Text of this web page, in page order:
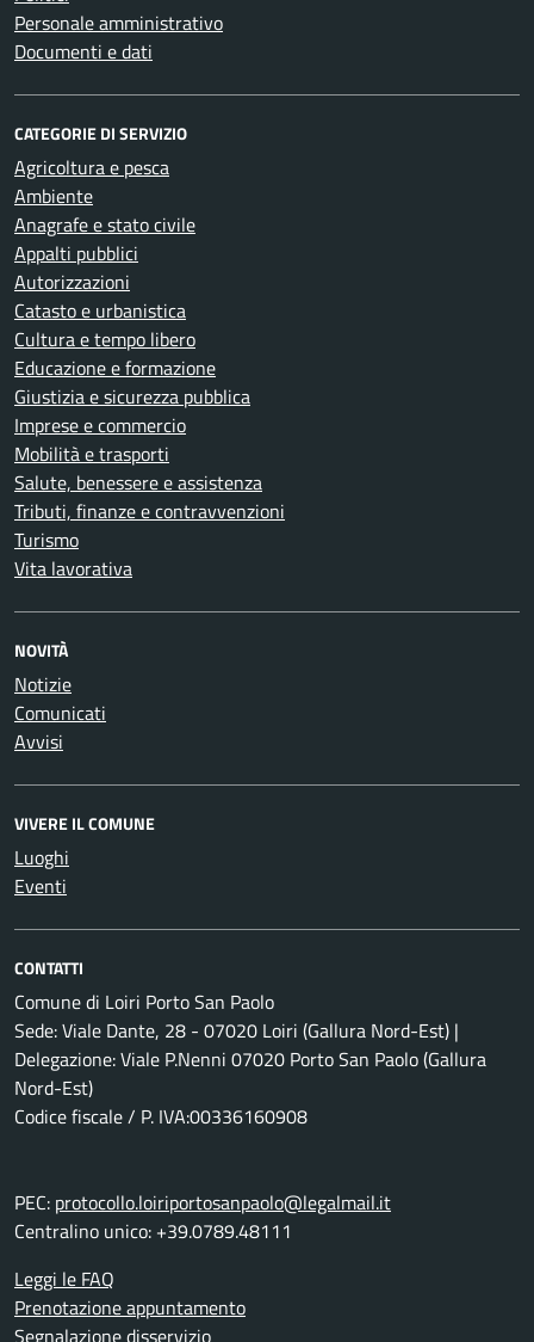
Personale amministrativo
Documenti e dati
CATEGORIE DI SERVIZIO
Agricoltura e pesca
Ambiente
Anagrafe e stato civile
Appalti pubblici
Autorizzazioni
Catasto e urbanistica
Cultura e tempo libero
Educazione e formazione
Giustizia e sicurezza pubblica
Imprese e commercio
Mobilità e trasporti
Salute, benessere e assistenza
Tributi, finanze e contravvenzioni
Turismo
Vita lavorativa
NOVITÀ
Notizie
Comunicati
Avvisi
VIVERE IL COMUNE
Luoghi
Eventi
CONTATTI
Comune di Loiri Porto San Paolo
Sede: Viale Dante, 28 - 07020 Loiri (Gallura Nord-Est) |
Delegazione: Viale P.Nenni 07020 Porto San Paolo (Gallura
Nord-Est)
Codice fiscale / P. IVA:00336160908
PEC: protocollo.loiriportosanpaolo@legalmail.it
Centralino unico: +39.0789.48111
Leggi le FAQ
Prenotazione appuntamento